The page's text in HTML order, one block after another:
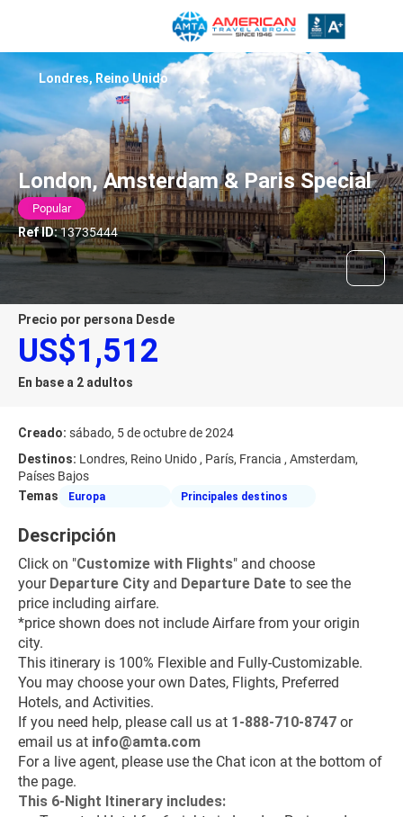
London, Amsterdam & Paris Special
Popular
Ref ID:13735444
Londres, Reino Unido
precio por persona Desde
US$1,512
En base a 2 adultos
Creado: sábado, 5 de octubre de 2024
Destinos: Londres, Reino Unido , París, Francia , Amsterdam,
Países Bajos
Temas
Europa Principales destinos
Descripción
Click on "Customize with Flights" and choose
your Departure City and Departure Date to see the
price including airfare.
*price shown does not include Airfare from your origin
city.
This itinerary is 100% Flexible and Fully-Customizable.
You may choose your own Dates, Flights, Preferred
Hotels, and Activities.
If you need help, please call us at 1-888-710-8747 or
email us at info@amta.com
For a live agent, please use the Chat icon at the bottom of
the page.
This 6-Night Itinerary includes: